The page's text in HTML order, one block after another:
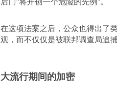
在这项法案之后，公众也得出了
观，而不仅仅是被联邦调查局追捕
大流行期间的加密